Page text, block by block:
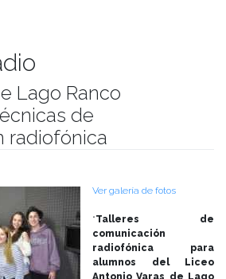
Lago Ranco
de
radiofónica
Ver galería de fotos
“Talleres de
comunicación
radiofónica para
alumnos del Liceo
Antonio Varas de Lago